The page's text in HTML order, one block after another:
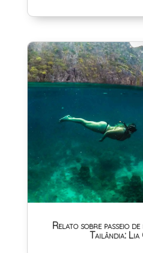
Relato sobre passeio
Tailândia: Lia